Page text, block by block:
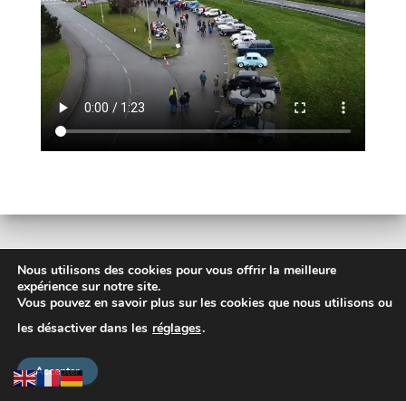
Articles similaires
Nous utilisons des cookies pour vous offrir la meilleure
expérience sur notre site.
Vous pouvez en savoir plus sur les cookies que nous utilisons ou
les désactiver dans les réglages.
Accepter